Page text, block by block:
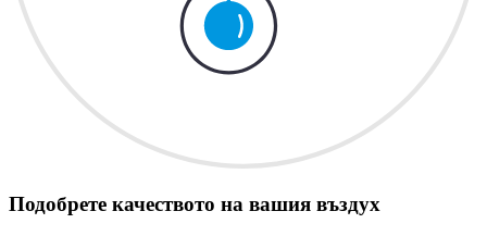
Подобрете качеството на вашия въздух